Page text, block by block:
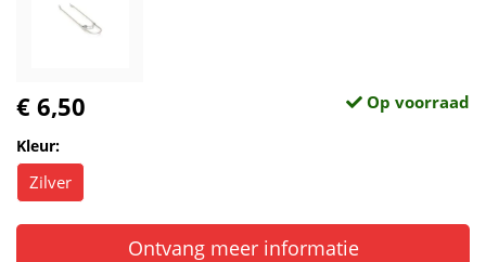
€ 6,50 Op voorraad
Kleur:
Zilver
Ontvang meer informatie